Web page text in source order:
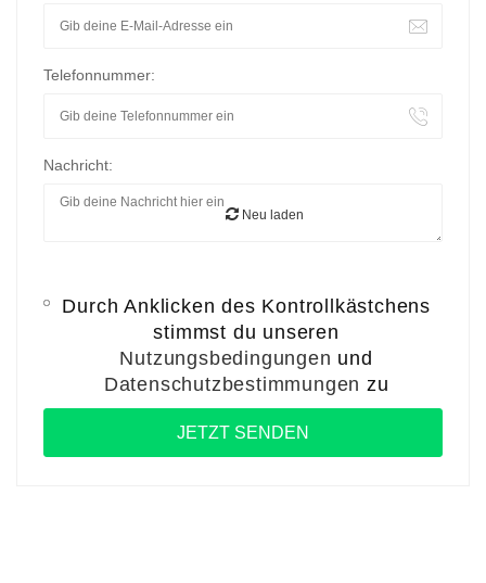
Telefonnummer:
Nachricht:
Neu laden
Durch Anklicken des Kontrollkästchens
stimmst du unseren
Nutzungsbedingungen und
Datenschutzbestimmungen zu